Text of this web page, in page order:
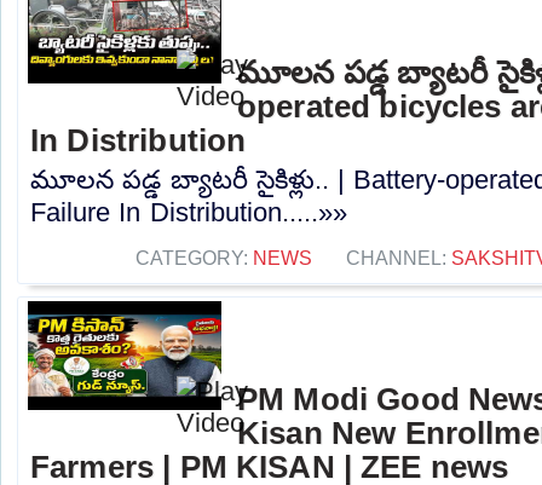
మూలన పడ్డ బ్యాటరీ
operated bicycles
In Distribution
మూలన పడ్డ బ్యాటరీ సైకిళ్లు.. | Battery-
Failure In Distribution.....»»
CATEGORY: NEWS CHANNEL:
PM Modi Good
Kisan New
Farmers | PM KISAN | ZEE news